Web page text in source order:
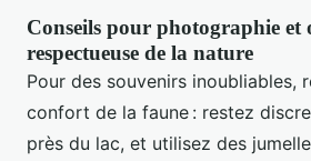
Conseils pour photographie et
respectueuse de la nature
Pour des souvenirs inoubliables,
confort de la faune : restez
près du lac, et utilisez des